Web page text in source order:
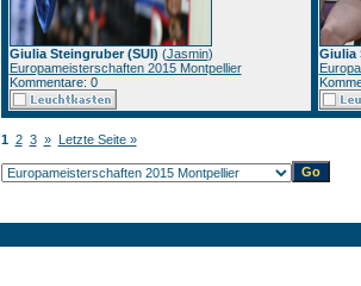
Giulia Steingruber (SUI) (Jasmin)
Europameisterschaften 2015 Montpellier
Kommentare: 0
Giulia
1 2 3 » Letzte Seite »